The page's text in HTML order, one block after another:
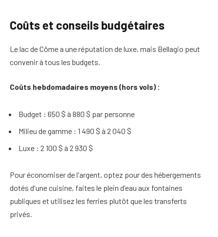
Coûts et conseils budgétaires
Le lac de Côme a une réputation de luxe, mais Bellagio peut
convenir à tous les budgets.
Coûts hebdomadaires moyens (hors vols) :
Budget : 650 $ à 880 $ par personne
Milieu de gamme : 1 490 $ à 2 040 $
Luxe : 2 100 $ à 2 930 $
Pour économiser de l'argent, optez pour des hébergements
dotés d'une cuisine, faites le plein d'eau aux fontaines
publiques et utilisez les ferries plutôt que les transferts
privés.